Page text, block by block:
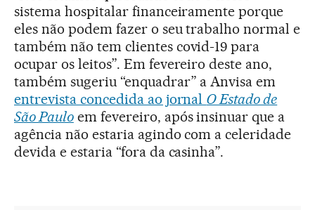
sistema hospitalar financeiramente porque
eles não podem fazer o seu trabalho normal e
também não tem clientes covid-19 para
ocupar os leitos”. Em fevereiro deste ano,
também sugeriu “enquadrar” a Anvisa em
entrevista concedida ao jornal O Estado de
São Pauloem fevereiro, após insinuar que a
agência não estaria agindo com a celeridade
devida e estaria “fora da casinha”.